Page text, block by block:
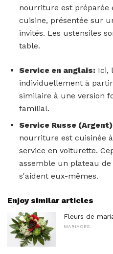
nourriture est préparée
cuisine, présentée sur
invités. Les ustensiles
table.
Service en anglais: Ici,
individuellement à
similaire à une version
familial.
Service Russe
nourriture est cuisinée
service en voiturette.
assemble un plateau
s'aident eux-mêmes.
Enjoy similar articles
Fleurs de
MARIAGES